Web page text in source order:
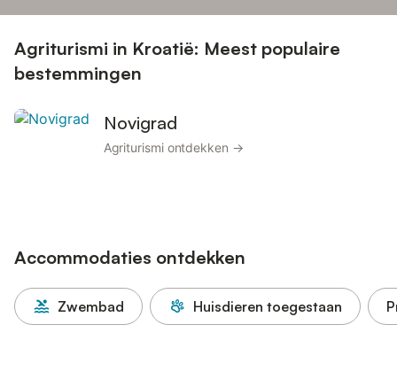
Agriturismi in Kroatië: Meest populaire
bestemmingen
Novigrad
Agriturismi ontdekken →
Accommodaties ontdekken
Zwembad Huisdieren toegestaan